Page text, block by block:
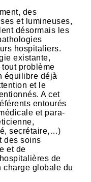
des
et lumineuses,
désormais les
hospitaliers.
existante,
problème
équilibre déjà
et le
A cet
entourés
et para-
secrétaire,…)
des soins
et de
de
charge globale du